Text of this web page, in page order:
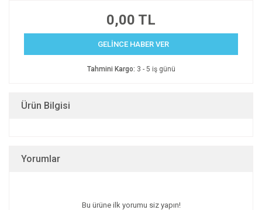
0,00 TL
GELİNCE HABER VER
Tahmini Kargo: 3 - 5 iş günü
Ürün Bilgisi
Yorumlar
Bu ürüne ilk yorumu siz yapın!